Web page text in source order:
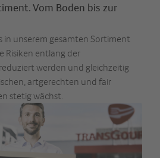
Vom Boden bis zur
in unserem gesamten Sortiment
Risiken entlang der
werden und gleichzeitig
artgerechten und fair
stetig wächst.